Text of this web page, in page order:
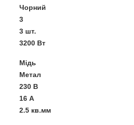
Чорний
3
3 шт.
3200 Вт
Мідь
Метал
230 В
16 А
2.5 кв.мм